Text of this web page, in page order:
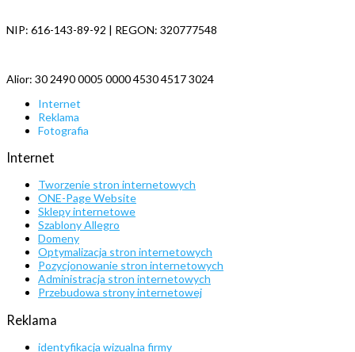
NIP: 616-143-89-92 | REGON: 320777548
Alior: 30 2490 0005 0000 4530 4517 3024
Internet
Reklama
Fotografia
Internet
Tworzenie stron internetowych
ONE-Page Website
Sklepy internetowe
Szablony Allegro
Domeny
Optymalizacja stron internetowych
Pozycjonowanie stron internetowych
Administracja stron internetowych
Przebudowa strony internetowej
Reklama
identyfikacja wizualna firmy